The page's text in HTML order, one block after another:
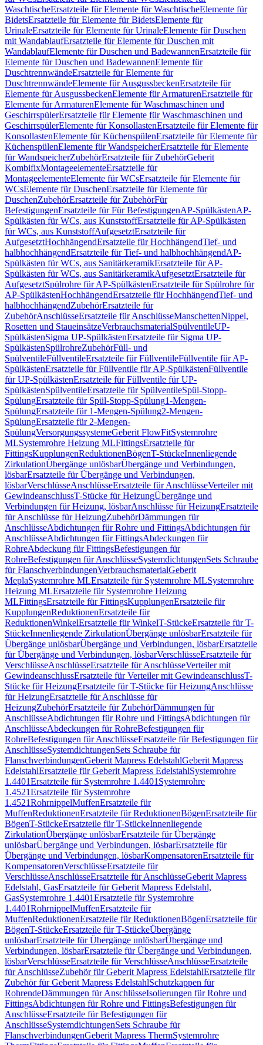
WaschtischeErsatzteile für Elemente für WaschtischeElemente für
BidetsErsatzteile für Elemente für BidetsElemente für
UrinaleErsatzteile für Elemente für UrinaleElemente für Duschen
mit WandablaufErsatzteile für Elemente für Duschen mit
WandablaufElemente für Duschen und BadewannenErsatzteile für
Elemente für Duschen und BadewannenElemente für
DuschtrennwändeErsatzteile für Elemente für
DuschtrennwändeElemente für AusgussbeckenErsatzteile für
Elemente für AusgussbeckenElemente für ArmaturenErsatzteile für
Elemente für ArmaturenElemente für Waschmaschinen und
GeschirrspülerErsatzteile für Elemente für Waschmaschinen und
GeschirrspülerElemente für KonsollastenErsatzteile für Elemente für
KonsollastenElemente für KüchenspülenErsatzteile für Elemente für
KüchenspülenElemente für WandspeicherErsatzteile für Elemente
für WandspeicherZubehörErsatzteile für ZubehörGeberit
KombifixMontageelementeErsatzteile für
MontageelementeElemente für WCsErsatzteile für Elemente für
WCsElemente für DuschenErsatzteile für Elemente für
DuschenZubehörErsatzteile für ZubehörFür
BefestigungenErsatzteile für Für BefestigungenAP-SpülkästenAP-
Spülkästen für WCs, aus KunststoffErsatzteile für AP-Spülkästen
für WCs, aus KunststoffAufgesetztErsatzteile für
AufgesetztHochhängendErsatzteile für HochhängendTief- und
halbhochhängendErsatzteile für Tief- und halbhochhängendAP-
Spülkästen für WCs, aus SanitärkeramikErsatzteile für AP-
Spülkästen für WCs, aus SanitärkeramikAufgesetztErsatzteile für
AufgesetztSpülrohre für AP-SpülkästenErsatzteile für Spülrohre für
AP-SpülkästenHochhängendErsatzteile für HochhängendTief- und
halbhochhängendZubehörErsatzteile für
ZubehörAnschlüsseErsatzteile für AnschlüsseManschettenNippel,
Rosetten und StaueinsätzeVerbrauchsmaterialSpülventileUP-
SpülkästenSigma UP-SpülkästenErsatzteile für Sigma UP-
SpülkästenSpülrohreZubehörFüll- und
SpülventileFüllventileErsatzteile für FüllventileFüllventile für AP-
SpülkästenErsatzteile für Füllventile für AP-SpülkästenFüllventile
für UP-SpülkästenErsatzteile für Füllventile für UP-
SpülkästenSpülventileErsatzteile für SpülventileSpül-Stopp-
SpülungErsatzteile für Spül-Stopp-Spülung1-Mengen-
SpülungErsatzteile für 1-Mengen-Spülung2-Mengen-
SpülungErsatzteile für 2-Mengen-
SpülungVersorgungssystemeGeberit FlowFitSystemrohre
MLSystemrohre Heizung MLFittingsErsatzteile für
FittingsKupplungenReduktionenBögenT-StückeInnenliegende
ZirkulationÜbergänge unlösbarÜbergänge und Verbindungen,
lösbarErsatzteile für Übergänge und Verbindungen,
lösbarVerschlüsseAnschlüsseErsatzteile für AnschlüsseVerteiler mit
GewindeanschlussT-Stücke für HeizungÜbergänge und
Verbindungen für Heizung, lösbarAnschlüsse für HeizungErsatzteile
für Anschlüsse für HeizungZubehörDämmungen für
AnschlüsseAbdichtungen für Rohre und FittingsAbdichtungen für
AnschlüsseAbdichtungen für FittingsAbdeckungen für
RohreAbdeckung für FittingsBefestigungen für
RohreBefestigungen für AnschlüsseSystemdichtungenSets Schraube
für FlanschverbindungenVerbrauchsmaterialGeberit
MeplaSystemrohre MLErsatzteile für Systemrohre MLSystemrohre
Heizung MLErsatzteile für Systemrohre Heizung
MLFittingsErsatzteile für FittingsKupplungenErsatzteile für
KupplungenReduktionenErsatzteile für
ReduktionenWinkelErsatzteile für WinkelT-StückeErsatzteile für T-
StückeInnenliegende ZirkulationÜbergänge unlösbarErsatzteile für
Übergänge unlösbarÜbergänge und Verbindungen, lösbarErsatzteile
für Übergänge und Verbindungen, lösbarVerschlüsseErsatzteile für
VerschlüsseAnschlüsseErsatzteile für AnschlüsseVerteiler mit
GewindeanschlussErsatzteile für Verteiler mit GewindeanschlussT-
Stücke für HeizungErsatzteile für T-Stücke für HeizungAnschlüsse
für HeizungErsatzteile für Anschlüsse für
HeizungZubehörErsatzteile für ZubehörDämmungen für
AnschlüsseAbdichtungen für Rohre und FittingsAbdichtungen für
AnschlüsseAbdeckungen für RohreBefestigungen für
RohreBefestigungen für AnschlüsseErsatzteile für Befestigungen für
AnschlüsseSystemdichtungenSets Schraube für
FlanschverbindungenGeberit Mapress EdelstahlGeberit Mapress
EdelstahlErsatzteile für Geberit Mapress EdelstahlSystemrohre
1.4401Ersatzteile für Systemrohre 1.4401 Systemrohre
1.4521Ersatzteile für Systemrohre
1.4521RohrnippelMuffenErsatzteile für
MuffenReduktionenErsatzteile für ReduktionenBögenErsatzteile für
BögenT-StückeErsatzteile für T-StückeInnenliegende
ZirkulationÜbergänge unlösbarErsatzteile für Übergänge
unlösbarÜbergänge und Verbindungen, lösbarErsatzteile für
Übergänge und Verbindungen, lösbarKompensatorenErsatzteile für
KompensatorenVerschlüsseErsatzteile für
VerschlüsseAnschlüsseErsatzteile für AnschlüsseGeberit Mapress
Edelstahl, GasErsatzteile für Geberit Mapress Edelstahl,
GasSystemrohre 1.4401Ersatzteile für Systemrohre
1.4401RohrnippelMuffenErsatzteile für
MuffenReduktionenErsatzteile für ReduktionenBögenErsatzteile für
BögenT-StückeErsatzteile für T-StückeÜbergänge
unlösbarErsatzteile für Übergänge unlösbarÜbergänge und
Verbindungen, lösbarErsatzteile für Übergänge und Verbindungen,
lösbarVerschlüsseErsatzteile für VerschlüsseAnschlüsseErsatzteile
für AnschlüsseZubehör für Geberit Mapress EdelstahlErsatzteile für
Zubehör für Geberit Mapress EdelstahlSchutzkappen für
RohrendeDämmungen für AnschlüsseIsolierungen für Rohre und
FittingsAbdichtungen für Rohre und FittingsBefestigungen für
AnschlüsseErsatzteile für Befestigungen für
AnschlüsseSystemdichtungenSets Schraube für
FlanschverbindungenGeberit Mapress ThermSystemrohre